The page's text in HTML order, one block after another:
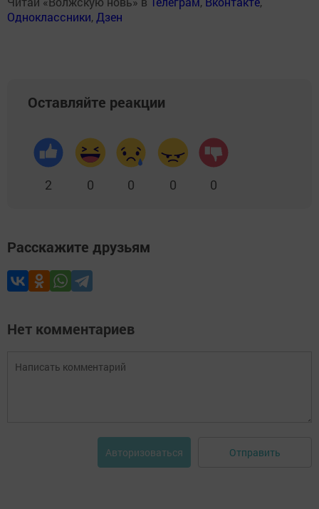
Одноклассники,Дзен
Оставляйте реакции
2 0 0 0 0
Расскажите друзьям
Нет комментариев
Авторизоваться Отправить